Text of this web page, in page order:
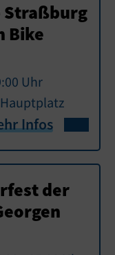
Straßburg
Bike
Uhr
Infos
der